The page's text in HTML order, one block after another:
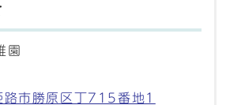
園
市勝原区丁715番地1